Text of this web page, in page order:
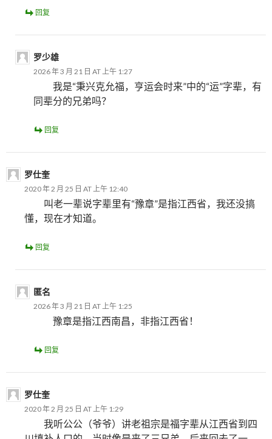
回复
罗少雄
2026 年 3 月 21 日 AT 上午 1:27
我是“秉兴克允福，亨运会时来”中的“运”字辈，有
同辈分的兄弟吗？
回复
罗仕奎
2020 年 2 月 25 日 AT 上午 12:40
叫老一辈说字辈里有“豫章”是指江西省，我还没搞
懂，现在才知道。
回复
匿名
2026 年 3 月 21 日 AT 上午 1:25
豫章是指江西南昌，非指江西省！
回复
罗仕奎
2020 年 2 月 25 日 AT 上午 1:29
我听公公（爷爷）讲老祖宗是福字辈从江西省到四